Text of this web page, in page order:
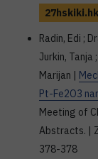
Radin, Edi ;
Jurkin, Tanja
Marijan |
Pt-Fe2O3
Meeting of
Abstracts. |
378-378